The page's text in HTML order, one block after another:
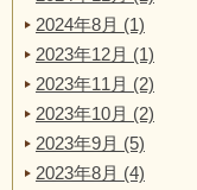
2024年8月 (1)
2023年12月 (1)
2023年11月 (2)
2023年10月 (2)
2023年9月 (5)
2023年8月 (4)